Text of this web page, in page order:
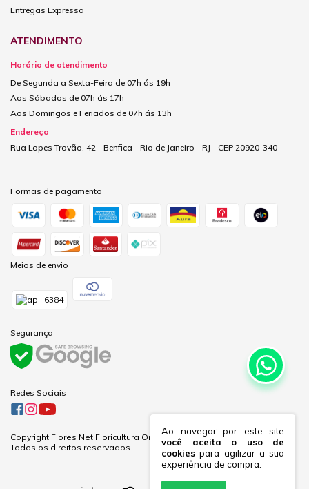
Ao navegar por este site
você aceita o uso de
cookies para agilizar a sua
experiência de compra.
Entregas Expressa
ATENDIMENTO
Horário de atendimento
De Segunda a Sexta-Feira de 07h ás 19h
Aos Sábados de 07h ás 17h
Aos Domingos e Feriados de 07h ás 13h
Endereço
Rua Lopes Trovão, 42 - Benfica - Rio de Janeiro - RJ - CEP 20920-340
Formas de pagamento
Meios de envio
Segurança
Redes Sociais
Copyright Flores Net Floricultura Online Ltda - 60281691000170 - 2026.
Todos os direitos reservados.